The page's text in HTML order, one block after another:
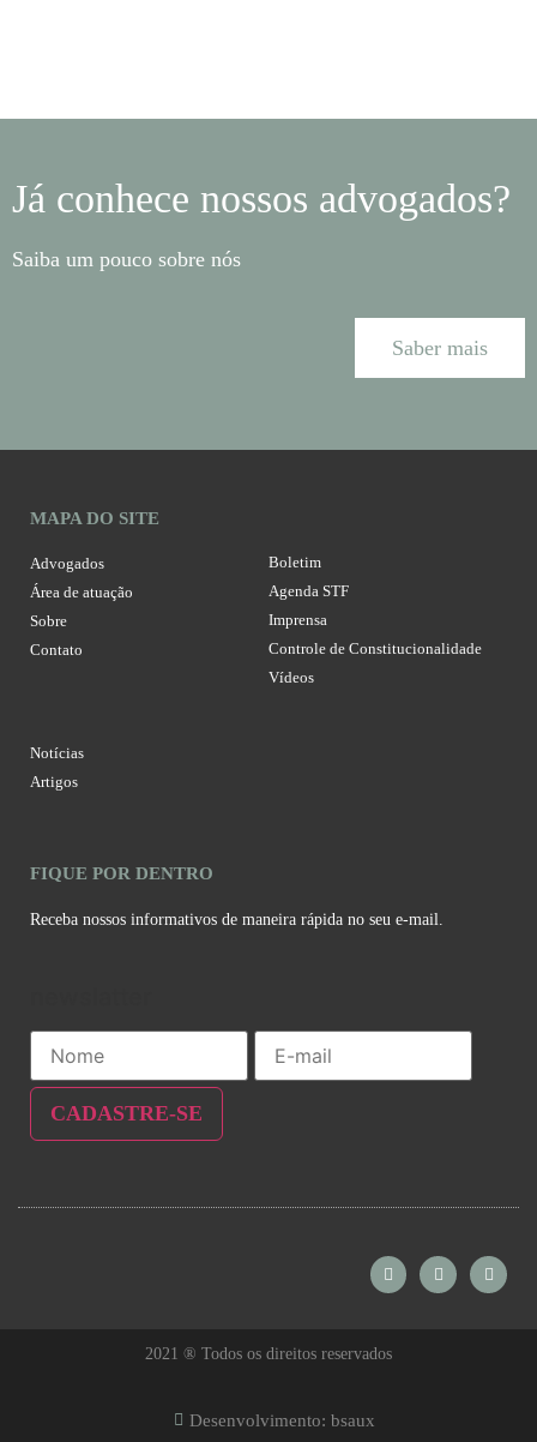
Já conhece nossos advogados?
Saiba um pouco sobre nós
Saber mais
MAPA DO SITE
Advogados
Área de atuação
Sobre
Contato
Boletim
Agenda STF
Imprensa
Controle de Constitucionalidade
Vídeos
Notícias
Artigos
FIQUE POR DENTRO
Receba nossos informativos de maneira rápida no seu e-mail.
2021 ® Todos os direitos reservados
Desenvolvimento: bsaux